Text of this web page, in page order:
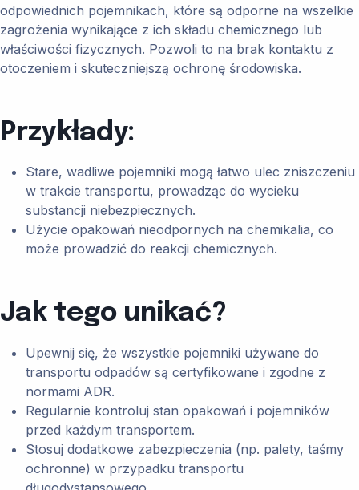
odpowiednich pojemnikach, które są odporne na wszelkie
zagrożenia wynikające z ich składu chemicznego lub
właściwości fizycznych. Pozwoli to na brak kontaktu z
otoczeniem i skuteczniejszą ochronę środowiska.
Przykłady:
Stare, wadliwe pojemniki mogą łatwo ulec zniszczeniu
w trakcie transportu, prowadząc do wycieku
substancji niebezpiecznych.
Użycie opakowań nieodpornych na chemikalia, co
może prowadzić do reakcji chemicznych.
Jak tego unikać?
Upewnij się, że wszystkie pojemniki używane do
transportu odpadów są certyfikowane i zgodne z
normami ADR.
Regularnie kontroluj stan opakowań i pojemników
przed każdym transportem.
Stosuj dodatkowe zabezpieczenia (np. palety, taśmy
ochronne) w przypadku transportu